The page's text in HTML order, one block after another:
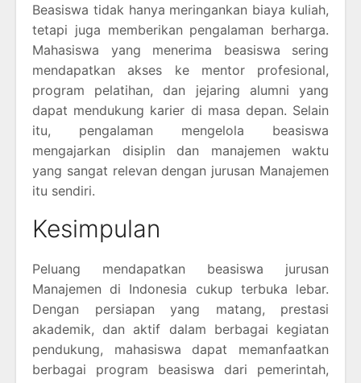
Beasiswa tidak hanya meringankan biaya kuliah,
tetapi juga memberikan pengalaman berharga.
Mahasiswa yang menerima beasiswa sering
mendapatkan akses ke mentor profesional,
program pelatihan, dan jejaring alumni yang
dapat mendukung karier di masa depan. Selain
itu, pengalaman mengelola beasiswa
mengajarkan disiplin dan manajemen waktu
yang sangat relevan dengan jurusan Manajemen
itu sendiri.
Kesimpulan
Peluang mendapatkan beasiswa jurusan
Manajemen di Indonesia cukup terbuka lebar.
Dengan persiapan yang matang, prestasi
akademik, dan aktif dalam berbagai kegiatan
pendukung, mahasiswa dapat memanfaatkan
berbagai program beasiswa dari pemerintah,